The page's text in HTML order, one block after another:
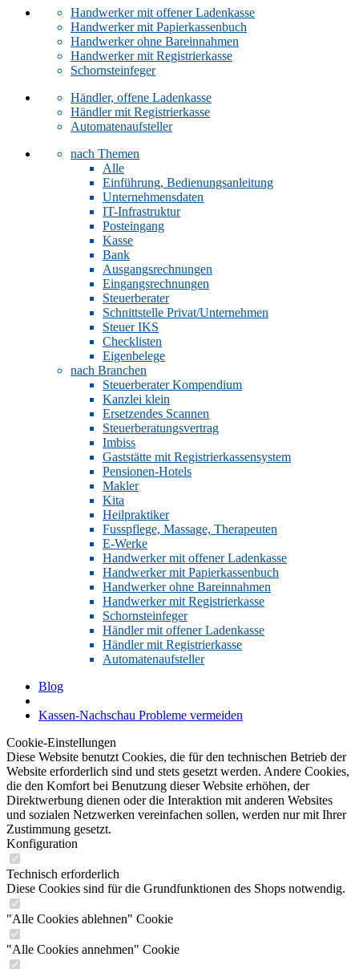
Handwerker mit offener Ladenkasse
Handwerker mit Papierkassenbuch
Handwerker ohne Bareinnahmen
Handwerker mit Registrierkasse
Schornsteinfeger
Händler, offene Ladenkasse
Händler mit Registrierkasse
Automatenaufsteller
nach Themen
Alle
Einführung, Bedienungsanleitung
Unternehmensdaten
IT-Infrastruktur
Posteingang
Kasse
Bank
Ausgangsrechnungen
Eingangsrechnungen
Steuerberater
Schnittstelle Privat/Unternehmen
Steuer IKS
Checklisten
Eigenbelege
nach Branchen
Steuerberater Kompendium
Kanzlei klein
Ersetzendes Scannen
Steuerberatungsvertrag
Imbiss
Gaststätte mit Registrierkassensystem
Pensionen-Hotels
Makler
Kita
Heilpraktiker
Fusspflege, Massage, Therapeuten
E-Werke
Handwerker mit offener Ladenkasse
Handwerker mit Papierkassenbuch
Handwerker ohne Bareinnahmen
Handwerker mit Registrierkasse
Schornsteinfeger
Händler mit offener Ladenkasse
Händler mit Registrierkasse
Automatenaufsteller
Blog
Kassen-Nachschau Probleme vermeiden
Cookie-Einstellungen
Diese Website benutzt Cookies, die für den technischen Betrieb der
Website erforderlich sind und stets gesetzt werden. Andere Cookies,
die den Komfort bei Benutzung dieser Website erhöhen, der
Direktwerbung dienen oder die Interaktion mit anderen Websites
und sozialen Netzwerken vereinfachen sollen, werden nur mit Ihrer
Zustimmung gesetzt.
Konfiguration
Technisch erforderlich
Diese Cookies sind für die Grundfunktionen des Shops notwendig.
"Alle Cookies ablehnen" Cookie
"Alle Cookies annehmen" Cookie